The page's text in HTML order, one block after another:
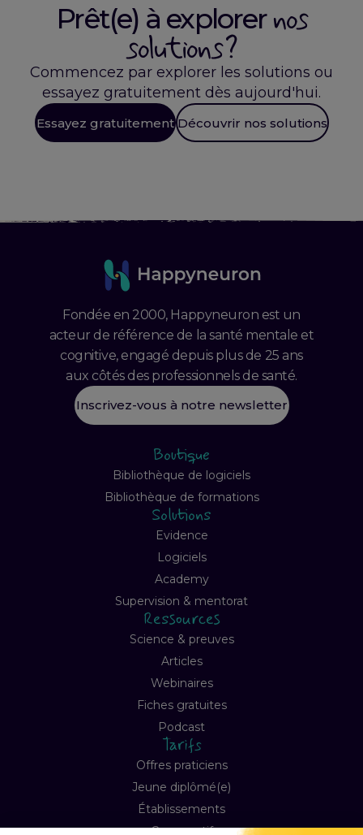
Prêt(e) à explorernos
solutions ?
Commencez par explorer les solutions ou
essayez gratuitement dès aujourd'hui.
Essayez gratuitement Découvrir nos solutions
Fondée en 2000, Happyneuron est un
acteur de référence de la santé mentale et
cognitive, engagé depuis plus de 25 ans
aux côtés des professionnels de santé.
Inscrivez-vous à notre newsletter
Boutique
Bibliothèque de logiciels
Bibliothèque de formations
Solutions
Evidence
Logiciels
Academy
Supervision & mentorat
Ressources
Science & preuves
Articles
Webinaires
Fiches gratuites
Podcast
Tarifs
Offres praticiens
Jeune diplômé(e)
Établissements
Comparatif